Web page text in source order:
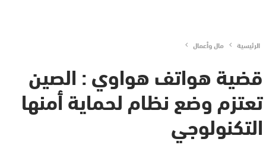
الرئيسية مال وأعمال
قضية هواتف هواوي : الصين
تعتزم وضع نظام لحماية أمنها
التكنولوجي